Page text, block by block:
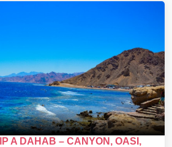
A DAHAB – CANYON, OASI,